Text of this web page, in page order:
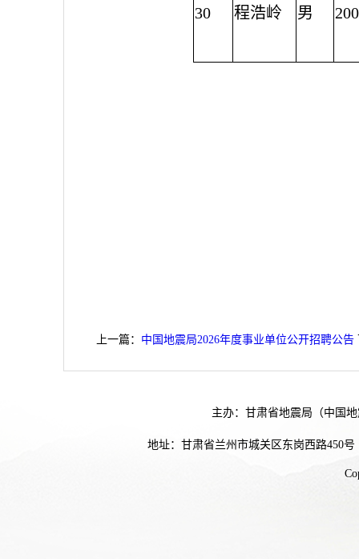
30 程浩岭 男
上一篇： 中国地震局2026年度事业单位公开招聘公告
主办：甘肃省地震局（中国
地址：甘肃省兰州市城关区东岗西路450号